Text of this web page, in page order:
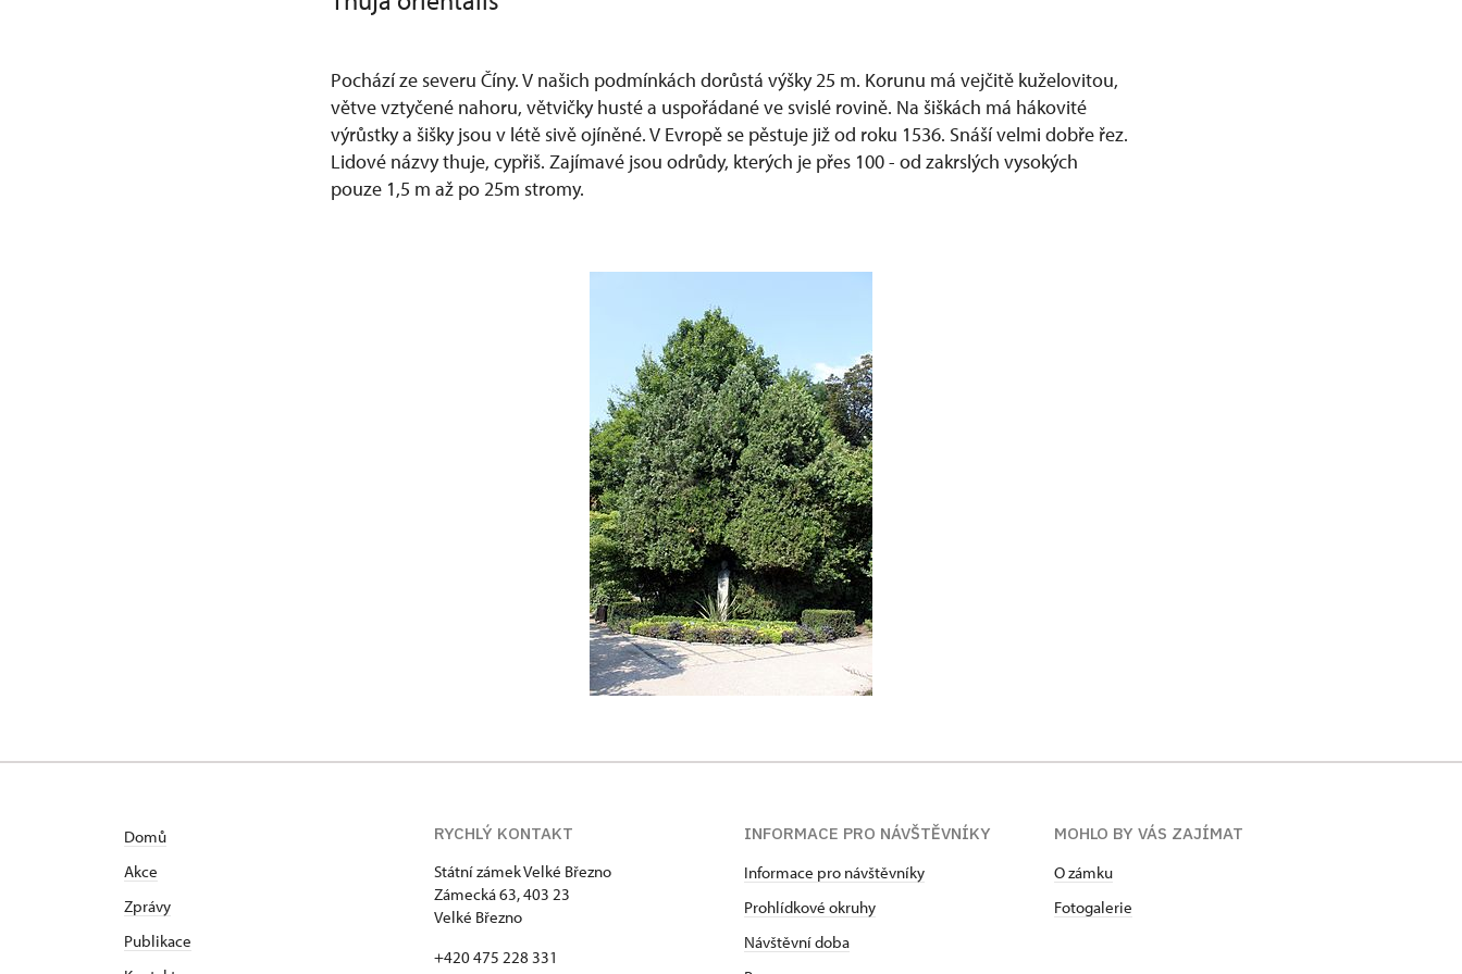
Pochází ze severu Číny. V našich podmínkách dorůstá výšky 25 m. Korunu má vejčitě kuželovitou,
větve vztyčené nahoru, větvičky husté a uspořádané ve svislé rovině. Na šiškách má hákovité
výrůstky a šišky jsou v létě sivě ojíněné. V Evropě se pěstuje již od roku 1536. Snáší velmi dobře řez.
Lidové názvy thuje, cypřiš. Zajímavé jsou odrůdy, kterých je přes 100 - od zakrslých vysokých
pouze 1,5 m až po 25m stromy.
Domů
Akce
Zprávy
Publikace
RYCHLÝ KONTAKT
Státní zámek Velké Březno
Zámecká 63, 403 23
Velké Březno
+420 475 228 331
INFORMACE PRO NÁVŠTĚVNÍKY
Informace pro návštěvníky
Prohlídkové okruhy
Návštěvní doba
MOHLO BY VÁS ZAJÍMAT
O zámku
Fotogalerie